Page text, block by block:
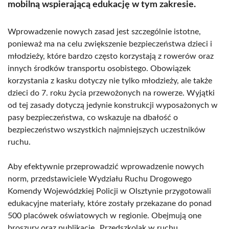
mobilną wspierającą edukację w tym zakresie.
Wprowadzenie nowych zasad jest szczególnie istotne,
ponieważ ma na celu zwiększenie bezpieczeństwa dzieci i
młodzieży, które bardzo często korzystają z rowerów oraz
innych środków transportu osobistego. Obowiązek
korzystania z kasku dotyczy nie tylko młodzieży, ale także
dzieci do 7. roku życia przewożonych na rowerze. Wyjątki
od tej zasady dotyczą jedynie konstrukcji wyposażonych w
pasy bezpieczeństwa, co wskazuje na dbałość o
bezpieczeństwo wszystkich najmniejszych uczestników
ruchu.
Aby efektywnie przeprowadzić wprowadzenie nowych
norm, przedstawiciele Wydziału Ruchu Drogowego
Komendy Wojewódzkiej Policji w Olsztynie przygotowali
edukacyjne materiały, które zostały przekazane do ponad
500 placówek oświatowych w regionie. Obejmują one